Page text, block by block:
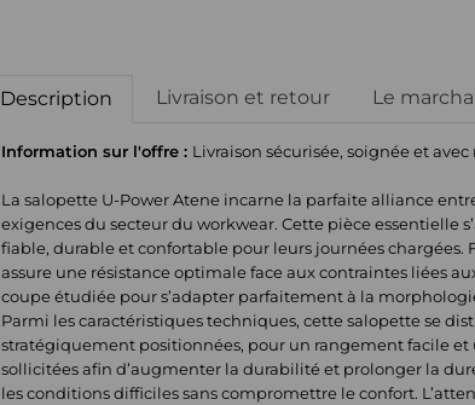
Description Livraison et retour Le
Information sur l'offre : Livraison sécurisée, soignée et
La salopette U-Power Atene incarne la parfaite alliance
exigences du secteur du workwear. Cette pièce essentielle
fiable, durable et confortable pour leurs journées
assure une résistance optimale face aux contraintes liées
coupe étudiée pour s’adapter parfaitement à la
Parmi les caractéristiques techniques, cette salopette se
stratégiquement positionnées, pour un rangement facile et
sollicitées afin d’augmenter la durabilité et prolonger la
les conditions difficiles sans compromettre le confort.